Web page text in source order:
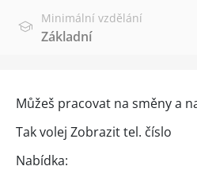
Minimální vzdělání
Základní
Můžeš pracovat na směny a
Tak volej Zobrazit tel. číslo
Nabídka: